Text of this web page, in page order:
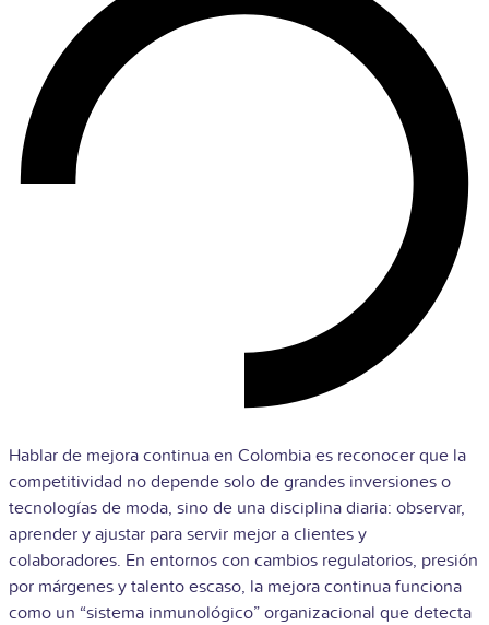
Hablar de mejora continua en Colombia es reconocer que la
competitividad no depende solo de grandes inversiones o
tecnologías de moda, sino de una disciplina diaria: observar,
aprender y ajustar para servir mejor a clientes y
colaboradores. En entornos con cambios regulatorios, presión
por márgenes y talento escaso, la mejora continua funciona
como un “sistema inmunológico” organizacional que detecta